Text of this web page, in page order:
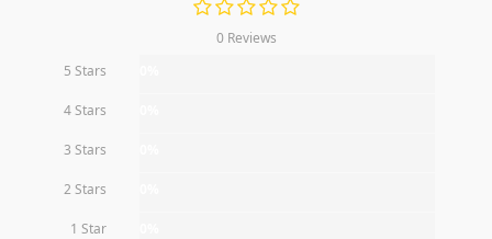
0 Reviews
5 Stars
4 Stars
3 Stars
2 Stars
1 Star